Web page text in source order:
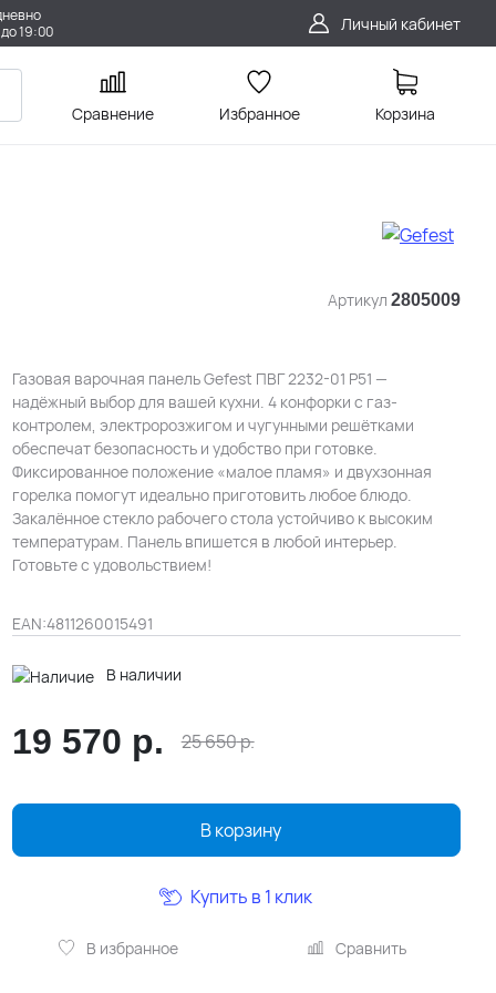
19:00
Личный кабинет
Сравнение Избранное Корзина
Артикул 2805009
Газовая варочная панель Gefest ПВГ 2232-01 Р51 —
надёжный выбор для вашей кухни. 4 конфорки с газ-
контролем, электророзжигом и чугунными решётками
обеспечат безопасность и удобство при готовке.
Фиксированное положение «малое пламя» и двухзонная
горелка помогут идеально приготовить любое блюдо.
Закалённое стекло рабочего стола устойчиво к высоким
температурам. Панель впишется в любой интерьер.
Готовьте с удовольствием!
EAN:4811260015491
В наличии
19 570 р. 25 650р.
В корзину
В избранное Сравнить
Купить в 1 клик